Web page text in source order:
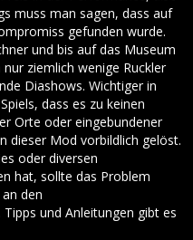
muss man sagen, dass auf
gefunden wurde.
und bis auf das Museum
ziemlich wenige Ruckler
Diashows. Wichtiger in
dass es zu keinen
Orte oder eingebundener
dieser Mod vorbildlich gelöst.
oder diversen
hat, sollte das Problem
den
und Anleitungen gibt es